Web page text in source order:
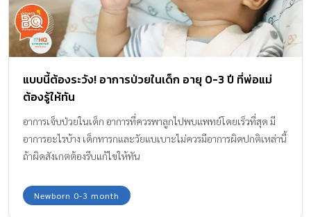
แบบนี้ต้องระวัง! อาการป่วยในเด็ก อายุ 0-3 ปี ที่พ่อแม่
ต้องรู้ให้ทัน
อาการเจ็บป่วยในเด็ก อาการที่ควรพาลูกไปพบแพทย์โดยเร็วที่สุด มี
อาการอะไรบ้าง เด็กทารกและวัยแบเบาะไม่ควรมีอาการผิดปกติเหล่านี้
ถ้าผิดสังเกตต้องรีบแก้ไขให้ทัน
Newborn 0-3 month